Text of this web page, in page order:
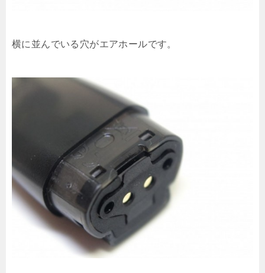
横に並んでいる穴がエアホールです。